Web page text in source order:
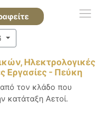
Ηλεκτρολογικές
Εργασίες - Πεύκη
από τον κλάδο που
κατάταξη Αετοί.